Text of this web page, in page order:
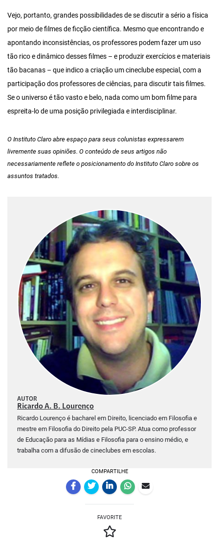
Vejo, portanto, grandes possibilidades de se discutir a sério a física
por meio de filmes de ficção científica. Mesmo que encontrando e
apontando inconsistências, os professores podem fazer um uso
tão rico e dinâmico desses filmes – e produzir exercícios e materiais
tão bacanas – que indico a criação um cineclube especial, com a
participação dos professores de ciências, para discutir tais filmes.
Se o universo é tão vasto e belo, nada como um bom filme para
espreita-lo de uma posição privilegiada e interdisciplinar.
O Instituto Claro abre espaço para seus colunistas expressarem
livremente suas opiniões. O conteúdo de seus artigos não
necessariamente reflete o posicionamento do Instituto Claro sobre os
assuntos tratados.
AUTOR
Ricardo A. B. Lourenço
Ricardo Lourenço é bacharel em Direito, licenciado em Filosofia e
mestre em Filosofia do Direito pela PUC-SP. Atua como professor
de Educação para as Mídias e Filosofia para o ensino médio, e
trabalha com a difusão de cineclubes em escolas.
COMPARTILHE
FAVORITE